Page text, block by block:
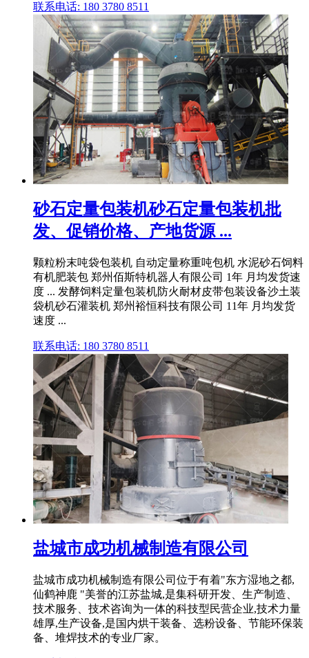
联系电话: 180 3780 8511
砂石定量包装机砂石定量包装机批
发、促销价格、产地货源 ...
颗粒粉末吨袋包装机 自动定量称重吨包机 水泥砂石饲料
有机肥装包 郑州佰斯特机器人有限公司 1年 月均发货速
度 ... 发酵饲料定量包装机防火耐材皮带包装设备沙土装
袋机砂石灌装机 郑州裕恒科技有限公司 11年 月均发货
速度 ...
联系电话: 180 3780 8511
盐城市成功机械制造有限公司
盐城市成功机械制造有限公司位于有着"东方湿地之都,
仙鹤神鹿 "美誉的江苏盐城,是集科研开发、生产制造、
技术服务、技术咨询为一体的科技型民营企业,技术力量
雄厚,生产设备,是国内烘干装备、选粉设备、节能环保装
备、堆焊技术的专业厂家。